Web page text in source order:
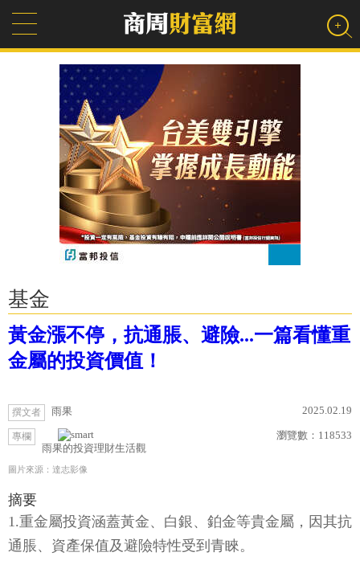
基金
黃金漲不停，抗通脹、避險...一篇看懂重
金屬的投資價值！
撰文者 雨果 2025.02.19
專欄
雨果的投資理財生活觀
瀏覽數： 118533
圖片來源：達志影像
摘要
1.重金屬投資涵蓋黃金、白銀、鉑金等貴金屬，因其抗
通脹、資產保值及避險特性受到青睞。